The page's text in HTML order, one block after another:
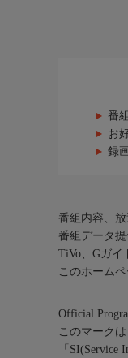
番
お
録
番組内容、
番組データ
TiVo、Gガイ
このホーム
Official
このマーク
「